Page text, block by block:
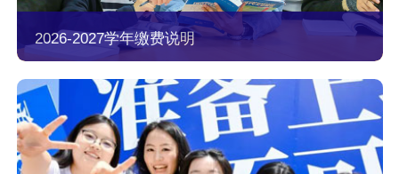
2026-2027学年缴费说明